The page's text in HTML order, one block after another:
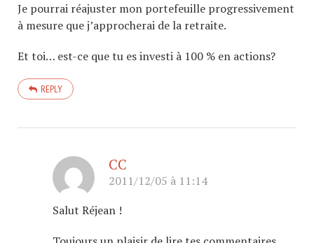
Je pourrai réajuster mon portefeuille progressivement
à mesure que j’approcherai de la retraite.
Et toi… est-ce que tu es investi à 100 % en actions?
REPLY
CC
2011/12/05 à 11:14
Salut Réjean !